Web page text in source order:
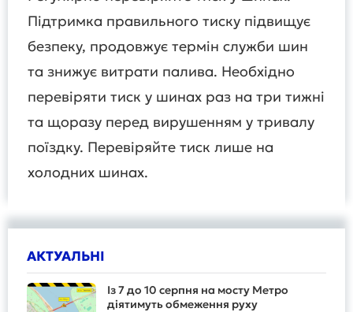
Підтримка правильного тиску підвищує
безпеку, продовжує термін служби шин
та знижує витрати палива. Необхідно
перевіряти тиск у шинах раз на три тижні
та щоразу перед вирушенням у тривалу
поїздку. Перевіряйте тиск лише на
холодних шинах.
АКТУАЛЬНІ
Із 7 до 10 серпня на мосту Метро
діятимуть обмеження руху